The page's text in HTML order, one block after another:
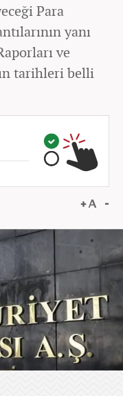
Para
yanı
ve
tarihleri belli